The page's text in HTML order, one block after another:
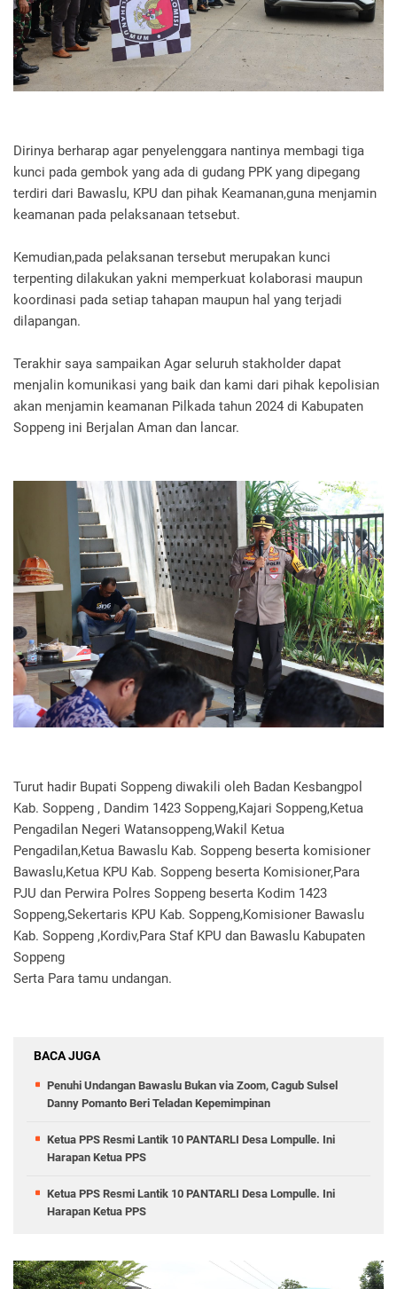
Dirinya berharap agar penyelenggara nantinya membagi tiga
kunci pada gembok yang ada di gudang PPK yang dipegang
terdiri dari Bawaslu, KPU dan pihak Keamanan,guna menjamin
keamanan pada pelaksanaan tetsebut.
Kemudian,pada pelaksanan tersebut merupakan kunci
terpenting dilakukan yakni memperkuat kolaborasi maupun
koordinasi pada setiap tahapan maupun hal yang terjadi
dilapangan.
Terakhir saya sampaikan Agar seluruh stakholder dapat
menjalin komunikasi yang baik dan kami dari pihak kepolisian
akan menjamin keamanan Pilkada tahun 2024 di Kabupaten
Soppeng ini Berjalan Aman dan lancar.
Turut hadir Bupati Soppeng diwakili oleh Badan Kesbangpol
Kab. Soppeng , Dandim 1423 Soppeng,Kajari Soppeng,Ketua
Pengadilan Negeri Watansoppeng,Wakil Ketua
Pengadilan,Ketua Bawaslu Kab. Soppeng beserta komisioner
Bawaslu,Ketua KPU Kab. Soppeng beserta Komisioner,Para
PJU dan Perwira Polres Soppeng beserta Kodim 1423
Soppeng,Sekertaris KPU Kab. Soppeng,Komisioner Bawaslu
Kab. Soppeng ,Kordiv,Para Staf KPU dan Bawaslu Kabupaten
Soppeng
Serta Para tamu undangan.
BACA JUGA
Penuhi Undangan Bawaslu Bukan via Zoom, Cagub Sulsel
Danny Pomanto Beri Teladan Kepemimpinan
Ketua PPS Resmi Lantik 10 PANTARLI Desa Lompulle. Ini
Harapan Ketua PPS
Ketua PPS Resmi Lantik 10 PANTARLI Desa Lompulle. Ini
Harapan Ketua PPS